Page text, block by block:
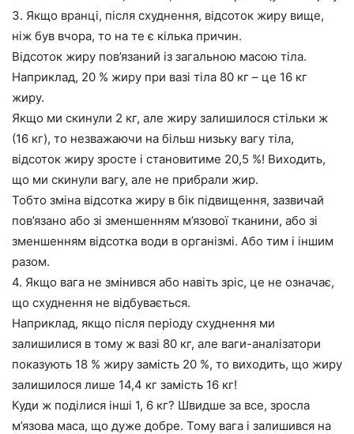
3. Якщо вранці, після схуднення, відсоток жиру вище,
ніж був вчора, то на те є кілька причин.
Відсоток жиру пов’язаний із загальною масою тіла.
Наприклад, 20 % жиру при вазі тіла 80 кг – це 16 кг
жиру.
Якщо ми скинули 2 кг, але жиру залишилося стільки ж
(16 кг), то незважаючи на більш низьку вагу тіла,
відсоток жиру зросте і становитиме 20,5 %! Виходить,
що ми скинули вагу, але не прибрали жир.
Тобто зміна відсотка жиру в бік підвищення, зазвичай
пов’язано або зі зменшенням м’язової тканини, або зі
зменшенням відсотка води в організмі. Або тим і іншим
разом.
4. Якщо вага не змінився або навіть зріс, це не означає,
що схуднення не відбувається.
Наприклад, якщо після періоду схуднення ми
залишилися в тому ж вазі 80 кг, але ваги-аналізатори
показують 18 % жиру замість 20 %, то виходить, що жиру
залишилося лише 14,4 кг замість 16 кг!
Куди ж поділися інші 1, 6 кг? Швидше за все, зросла
м’язова маса, що дуже добре. Тому вага і залишився на